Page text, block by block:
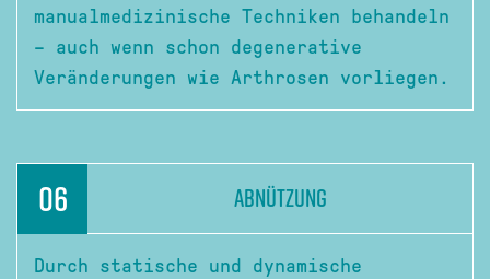
manualmedizinische Techniken behandeln
– auch wenn schon degenerative
Veränderungen wie Arthrosen vorliegen.
06 ABNÜTZUNG
Durch statische und dynamische